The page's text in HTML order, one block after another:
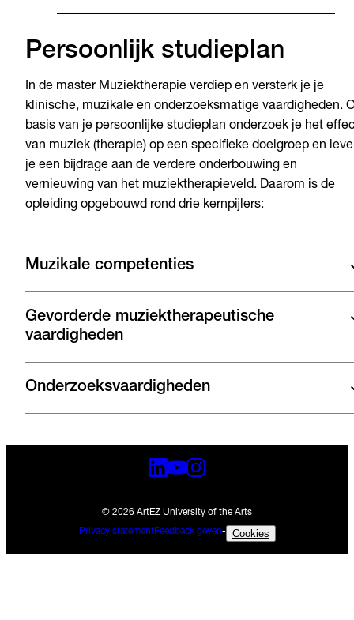
Persoonlijk studieplan
In de master Muziektherapie verdiep en versterk je je
klinische, muzikale en onderzoeksmatige vaardigheden.
basis van je persoonlijke studieplan onderzoek je het
van muziek (therapie) op een specifieke doelgroep en
je een bijdrage aan de verdere onderbouwing en
vernieuwing van het muziektherapieveld. Daarom is de
opleiding opgebouwd rond drie kernpijlers:
Muzikale competenties
Gevorderde muziektherapeutische
vaardigheden
Onderzoeksvaardigheden
© 2026 ArtEZ University of the Arts
Privacy statementFeedback geven- Cookies